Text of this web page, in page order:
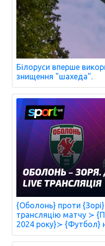
Білоруси вперше
знищення "шахеда".
{Оболонь} проти
трансляцію матчу ≻
2024 року}≻ {Футбол}